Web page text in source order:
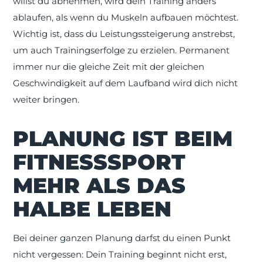
ablaufen, als wenn du Muskeln aufbauen möchtest.
Wichtig ist, dass du Leistungssteigerung anstrebst,
um auch Trainingserfolge zu erzielen. Permanent
immer nur die gleiche Zeit mit der gleichen
Geschwindigkeit auf dem Laufband wird dich nicht
weiter bringen.
PLANUNG IST BEIM
FITNESSSPORT
MEHR ALS DAS
HALBE LEBEN
Bei deiner ganzen Planung darfst du einen Punkt
nicht vergessen: Dein Training beginnt nicht erst,